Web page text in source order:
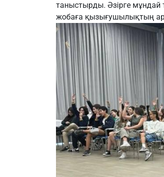
таныстырды. Әзірге мұндай
жобаға қызығушылықтың